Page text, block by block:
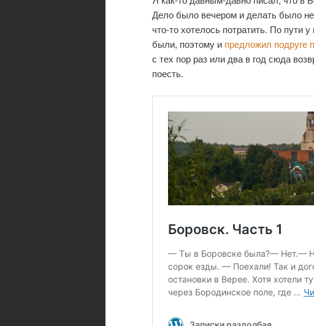
Дело было вечером и делать было
что-то хотелось потратить. По
были, поэтому и предложил подруге
с тех пор раз или два в год сюда
поесть.